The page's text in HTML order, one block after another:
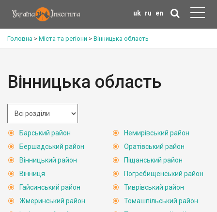
uk ru en
Головна > Міста та регіони > Вінницька область
Вінницька область
Барський район
Бершадський район
Вінницький район
Вінниця
Гайсинський район
Жмеринський район
Немирівський район
Оратівський район
Піщанський район
Погребищенський район
Тиврівський район
Томашпільський район